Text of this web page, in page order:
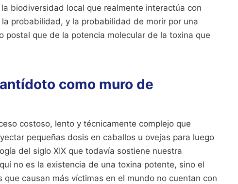
biodiversidad local que realmente interactúa con
probabilidad, y la probabilidad de morir por una
postal que de la potencia molecular de la toxina que
como muro de
costoso, lento y técnicamente complejo que
pequeñas dosis en caballos u ovejas para luego
del siglo XIX que todavía sostiene nuestra
no es la existencia de una toxina potente, sino el
causan más víctimas en el mundo no cuentan con